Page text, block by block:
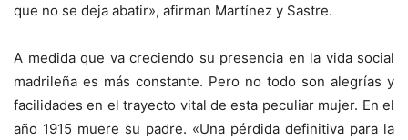
que no se deja abatir», afirman Martínez y Sastre.
A medida que va creciendo su presencia en la vida social
madrileña es más constante. Pero no todo son alegrías y
facilidades en el trayecto vital de esta peculiar mujer. En el
año 1915 muere su padre. «Una pérdida definitiva para la